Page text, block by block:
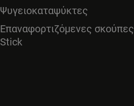
Ψυγειοκαταψύκτες
Επαναφορτιζόμενες σκούπες
Stick